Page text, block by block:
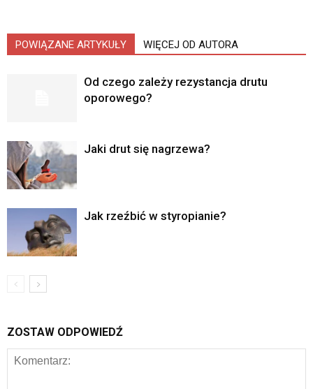
POWIĄZANE ARTYKUŁY WIĘCEJ OD AUTORA
Od czego zależy rezystancja drutu
oporowego?
Jaki drut się nagrzewa?
Jak rzeźbić w styropianie?
ZOSTAW ODPOWIEDŹ